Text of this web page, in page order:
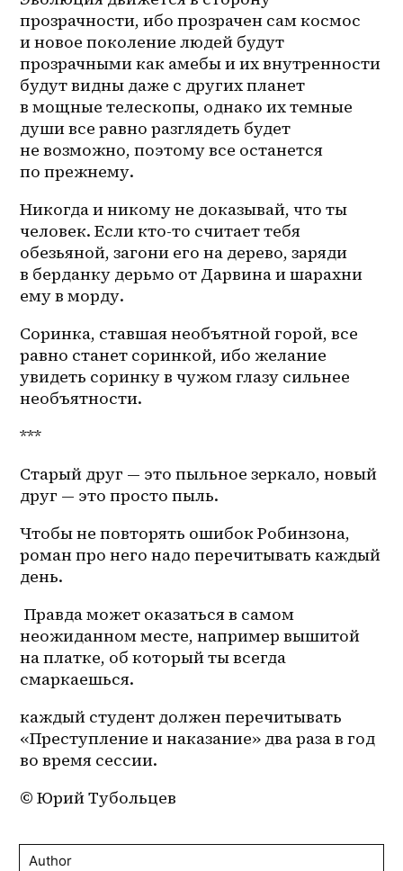
прозрачности, ибо прозрачен сам космос
и новое поколение людей будут
прозрачными как амебы и их внутренности
будут видны даже с других планет
в мощные телескопы, однако их темные
души все равно разглядеть будет
не возможно, поэтому все останется
по прежнему.
Никогда и никому не доказывай, что ты
человек. Если кто-то считает тебя
обезьяной, загони его на дерево, заряди
в берданку дерьмо от Дарвина и шарахни
ему в морду.
Соринка, ставшая необъятной горой, все
равно станет соринкой, ибо желание
увидеть соринку в чужом глазу сильнее
необъятности.
***
Старый друг — это пыльное зеркало, новый
друг — это просто пыль.
Чтобы не повторять ошибок Робинзона,
роман про него надо перечитывать каждый
день.
неожиданном месте, например вышитой
на платке, об который ты всегда
смаркаешься.
каждый студент должен перечитывать
«Преступление и наказание» два раза в год
во время сессии.
© Юрий Тубольцев
Author